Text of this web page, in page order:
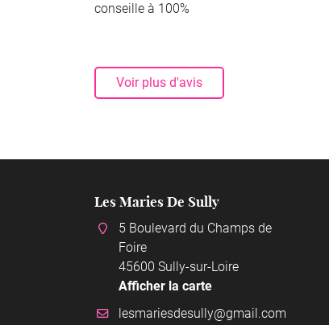
conseille à 100%
Voir plus d'avis
Les Maries De Sully
5 Boulevard du Champs de
Foire
45600 Sully-sur-Loire
Afficher la carte